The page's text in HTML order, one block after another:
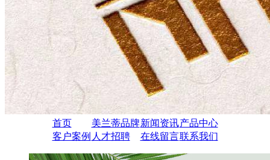
首页 美兰蒂品牌新闻资讯产品中心
客户案例 人才招聘 在线留言联系我们